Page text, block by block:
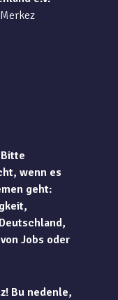
wenn es
geht:
Jobs oder
Bu nedenle,